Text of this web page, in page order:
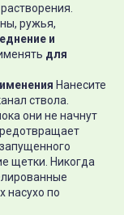
ружья,
и
для
Нанесите
ствола.
они не начнут
щетки. Никогда
насухо по